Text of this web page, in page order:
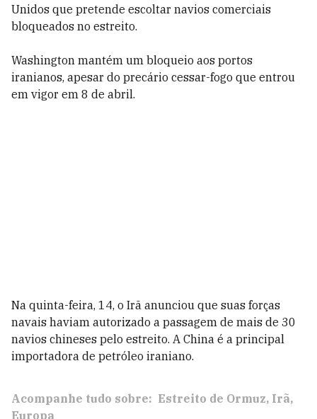
Unidos que pretende escoltar navios comerciais
bloqueados no estreito.
Washington mantém um bloqueio aos portos
iranianos, apesar do precário cessar-fogo que entrou
em vigor em 8 de abril.
Na quinta-feira, 14, o Irã anunciou que suas forças
navais haviam autorizado a passagem de mais de 30
navios chineses pelo estreito. A China é a principal
importadora de petróleo iraniano.
Acompanhe tudo sobre: Estreito de Ormuz Irã
Europa